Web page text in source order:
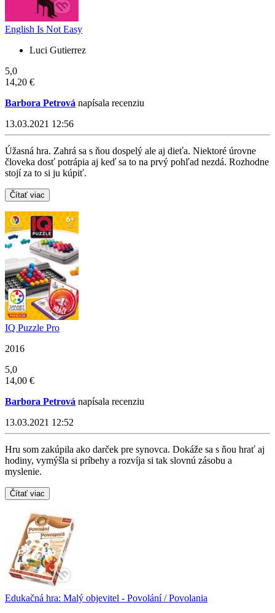
English Is Not Easy
Luci Gutierrez
5,0
14,20 €
Barbora Petrová napísala recenziu
13.03.2021 12:56
Úžasná hra. Zahrá sa s ňou dospelý ale aj dieťa. Niektoré úrovne
človeka dosť potrápia aj keď sa to na prvý pohľad nezdá. Rozhodne
stojí za to si ju kúpiť.
Čítať viac
IQ Puzzle Pro
2016
5,0
14,00 €
Barbora Petrová napísala recenziu
13.03.2021 12:52
Hru som zakúpila ako darček pre synovca. Dokáže sa s ňou hrať aj
hodiny, vymýšla si príbehy a rozvíja si tak slovnú zásobu a
myslenie.
Čítať viac
Edukačná hra: Malý objevitel - Povolání / Povolania